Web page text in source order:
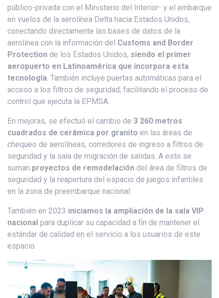
público-privada con el Ministerio del Interior- y el embarque
en vuelos de la aerolínea Delta hacia Estados Unidos,
conectando directamente las bases de datos de la
aerolínea con la información del Customs and Border
Protection de los Estados Unidos, siendo el primer
aeropuerto en Latinoamérica que incorpora esta
tecnología. También incluye puertas automáticas para el
acceso a los filtros de seguridad, facilitando el proceso de
control que ejecuta la EPMSA.
En mejoras, se efectuó el cambio de 3 260 metros
cuadrados de cerámica por granito en las áreas de
chequeo de aerolíneas, corredores de ingreso a filtros de
seguridad y la sala de migración de salidas. A esto se
suman proyectos de remodelación del área de filtros de
seguridad y la reapertura del espacio de juegos infantiles
en la zona de preembarque nacional.
También en 2023 iniciamos la ampliación de la sala VIP
nacional para duplicar su capacidad a fin de mantener el
estándar de calidad en el servicio a los usuarios de este
espacio.